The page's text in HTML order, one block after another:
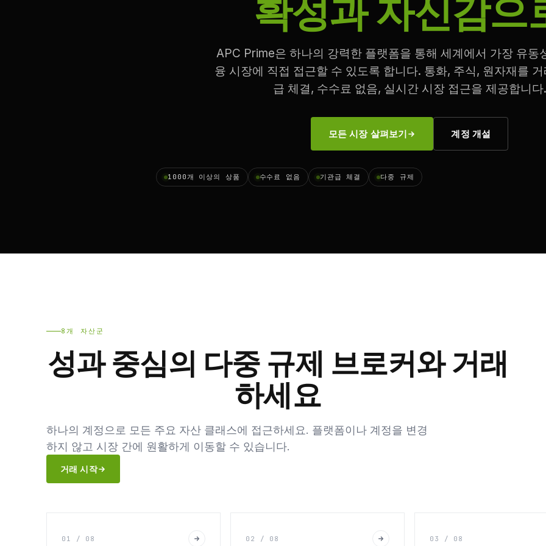
확성과 자신감으
APC Prime은 하나의 강력한 플랫폼을 통해 세계에서 가장 유동
융 시장에 직접 접근할 수 있도록 합니다. 통화, 주식, 원자재를
급 체결, 수수료 없음, 실시간 시장 접근을 제공합니다.
모든 시장 살펴보기 계정 개설
1000개 이상의 상품 수수료 없음 기관급 체결 다중 규제
8개 자산군
성과 중심의 다중 규제 브로커와 거래
하세요
하나의 계정으로 모든 주요 자산 클래스에 접근하세요. 플랫폼이나 계정을 변경
하지 않고 시장 간에 원활하게 이동할 수 있습니다.
거래 시작
01 / 08 02 / 08 03 / 08